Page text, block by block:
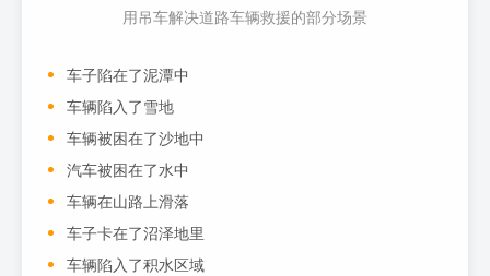
用吊车解决道路车辆救援的部分场景
车子陷在了泥潭中
车辆陷入了雪地
车辆被困在了沙地中
汽车被困在了水中
车辆在山路上滑落
车子卡在了沼泽地里
车辆陷入了积水区域